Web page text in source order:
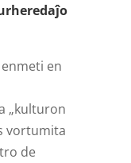
en
„kulturon
vortumita
de